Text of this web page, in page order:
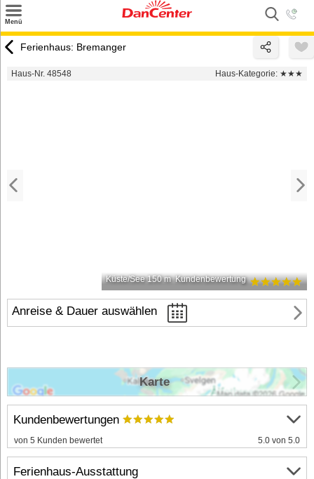
Menü
Urlaubsziele
Ferienhaus: Bremanger
Haus-Nr. 48548 Haus-Kategorie: ★★★
Küste/See 150 m Kundenbewertung
Anreise & Dauer auswählen
Kundenbewertungen
von 5 Kunden bewertet 5.0 von 5.0
Ferienhaus-Ausstattung
Karte